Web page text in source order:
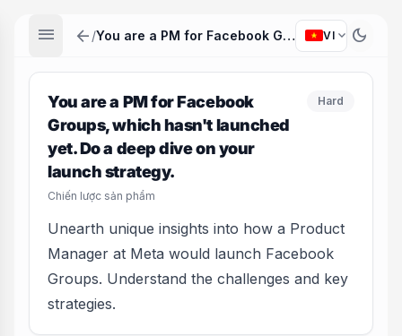
menu arrow_back / You are a PM for Facebook Groups, which hasn't launched yet. Do a deep dive on your launch strategy. VI expand_more dark_mode
You are a PM for Facebook
Groups, which hasn't launched
yet. Do a deep dive on your
launch strategy.
Chiến lược sản phẩm
Hard
Unearth unique insights into how a Product
Manager at Meta would launch Facebook
Groups. Understand the challenges and key
strategies.